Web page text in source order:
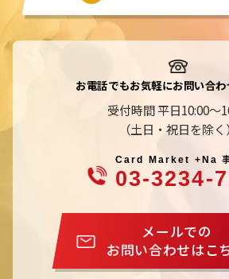
お電話でもお気軽にお問い合
受付時間 平日10:00～
（土日・祝日を除く）
Card Market +Na
03-3234-
メールでの
お問い合わせはこ